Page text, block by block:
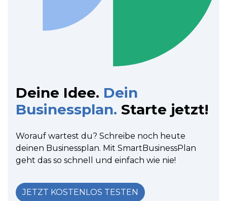
Deine Idee. Dein
Businessplan. Starte jetzt!
Worauf wartest du? Schreibe noch heute
deinen Businessplan. Mit SmartBusinessPlan
geht das so schnell und einfach wie nie!
JETZT KOSTENLOS TESTEN